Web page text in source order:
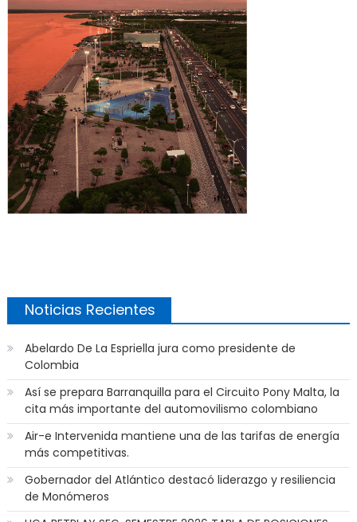
Noticias Recientes
Abelardo De La Espriella jura como presidente de
Colombia
Así se prepara Barranquilla para el Circuito Pony Malta, la
cita más importante del automovilismo colombiano
Air-e Intervenida mantiene una de las tarifas de energía
más competitivas.
Gobernador del Atlántico destacó liderazgo y resiliencia
de Monómeros